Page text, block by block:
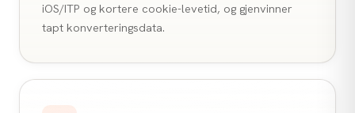
iOS/ITP og kortere cookie-levetid, og gjenvinner
tapt konverteringsdata.